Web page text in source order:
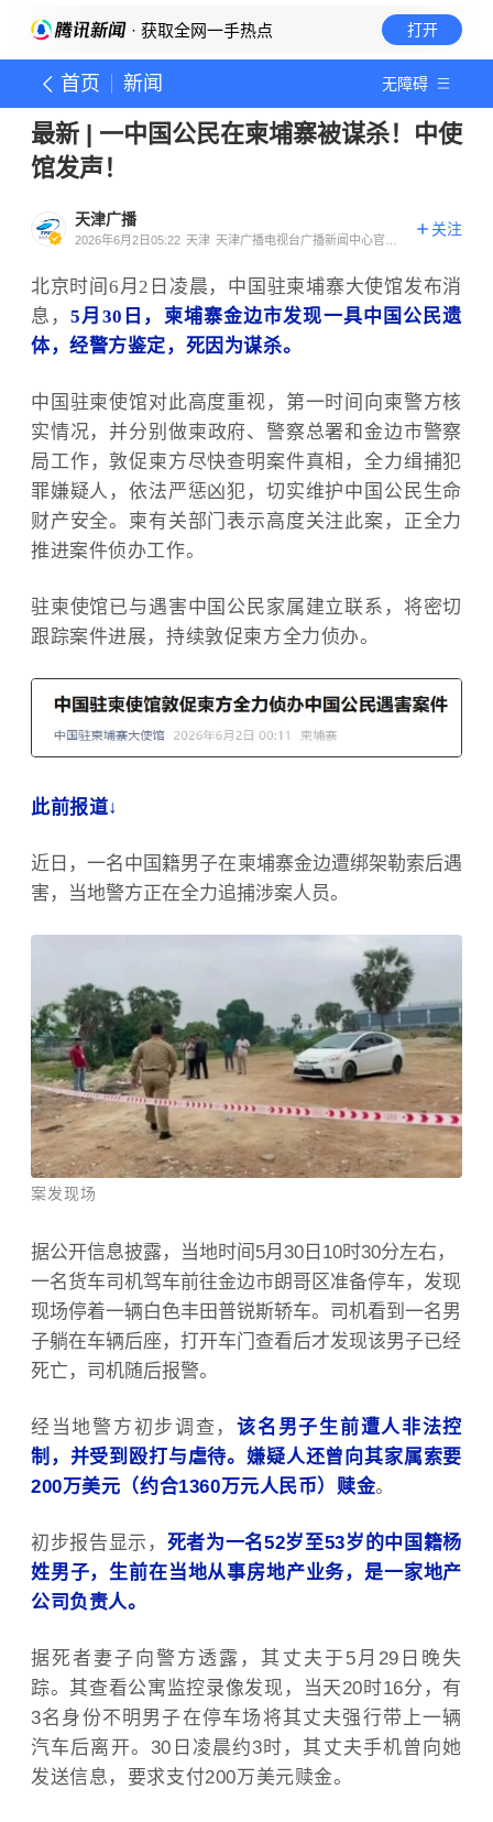
· 获取全网一手热点 打开
首页 新闻 无障碍
最新 | 一中国公民在柬埔寨被谋杀！中使
馆发声！
天津广播
2026年6月2日05:22 天津 天津广播电视台广播新闻中心官方
关注
北京时间6月2日凌晨，中国驻柬埔寨大使馆发布消
息，5月30日，柬埔寨金边市发现一具中国公民遗
体，经警方鉴定，死因为谋杀。
中国驻柬使馆对此高度重视，第一时间向柬警方核
实情况， 并分别 做柬政府、警察总署和金边市警察
局工作 ，敦促柬方尽快查明案件真相，全力缉捕犯
罪嫌疑人，依法严惩凶犯，切实维护中国公民生命
财产安全。柬有关部门表示高度关注此案，正全力
推进案件侦办工作。
驻柬使馆已与遇害中国公民家属建立联系，将密切
跟踪案件进展，持续敦促柬方全力侦办。
此前报道↓
近日，一名中国籍男子在柬埔寨金边遭绑架勒索后遇
害，当地警方正在全力追捕涉案人员。
案发现场
据公开信息披露，当地时间5月30日10时30分左右，
一名货车司机驾车前往金边市朗哥区准备停车，发现
现场停着一辆白色丰田普锐斯轿车。司机看到一名男
子躺在车辆后座，打开车门查看后才发现该男子已经
死亡，司机随后报警。
经当地警方初步调查，该名男子生前遭人非法控
制，并受到殴打与虐待。嫌疑人还曾向其家属索要
200万美元（约合1360万元人民币）赎金。
初步报告显示， 死者为一名52岁至53岁的中国籍杨
姓男子，生前在当地从事房地产业务，是一家地产
公司负责人。
据死者妻子向警方透露，其丈夫于5月29日晚失
踪。其查看公寓监控录像发现，当天20时16分，有
3名身份不明男子在停车场将其丈夫强行带上一辆
汽车后离开。30日凌晨约3时，其丈夫手机曾向她
发送信息，要求支付200万美元赎金。